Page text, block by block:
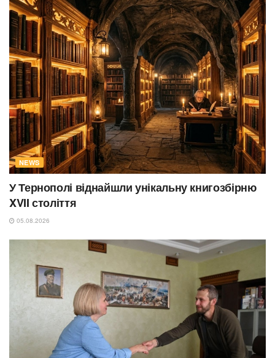
NEWS
У Тернополі віднайшли унікальну книгозбірню
XVII століття
05.08.2026